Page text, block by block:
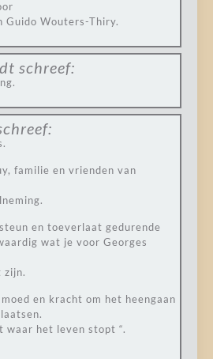
Guido Wouters-Thiry.
schreef:
familie en vrienden van
en toeverlaat gedurende
wat je voor Georges
zijn.
en kracht om het heengaan
waar het leven stopt “.